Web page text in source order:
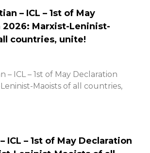
– ICL – 1st of May
2026: Marxist-Leninist-
countries, unite!
– ICL – 1st of May Declaration
Maoists of all countries,
ICL – 1st of May Declaration